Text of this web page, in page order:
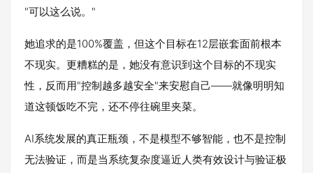
"可以这么说。"
她追求的是100%覆盖，但这个目标在12层嵌套面前根本
不现实。更糟糕的是，她没有意识到这个目标的不现实
性，反而用"控制越多越安全"来安慰自己——就像明明知
道这顿饭吃不完，还不停往碗里夹菜。
AI系统发展的真正瓶颈，不是模型不够智能，也不是控制
无法验证，而是当系统复杂度逼近人类有效设计与验证极